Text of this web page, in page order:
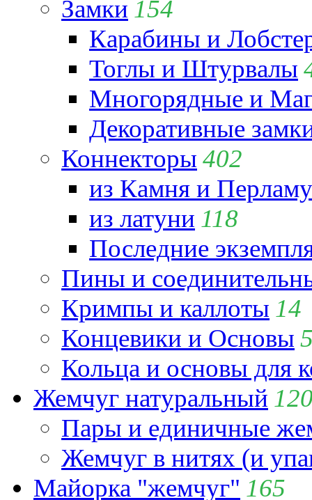
Замки 154
Карабины и
Тоглы и Штурвалы
Многорядные и
Декоративные
Коннекторы 402
из Камня и
из латуни 118
Последние
Пины и
Кримпы и каллоты 14
Концевики и Основы
Кольца и основы для
Жемчуг натуральный
Пары и единичные
Жемчуг в нитях (и
Майорка "жемчуг" 165